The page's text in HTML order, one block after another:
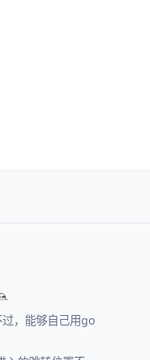
，能够自己用go